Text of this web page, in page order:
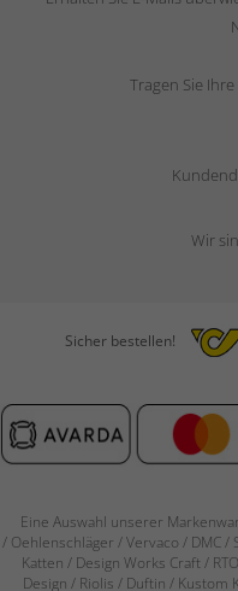
Tragen Sie
Wir
Sicher bestellen!
Eine Auswahl unserer
/ Oehlenschläger / Vervaco / DMC /
Katten / Design Works Craft /
Design / Riolis / Duftin / Kustom